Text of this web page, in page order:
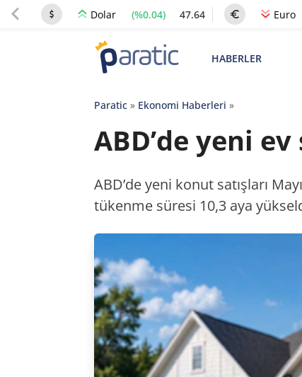
Dolar (%0.04) 47.64 Euro
HABERLER
Paratic» Ekonomi Haberleri »
ABD’de yeni
ABD’de yeni konut satışları
tükenme süresi 10,3 aya